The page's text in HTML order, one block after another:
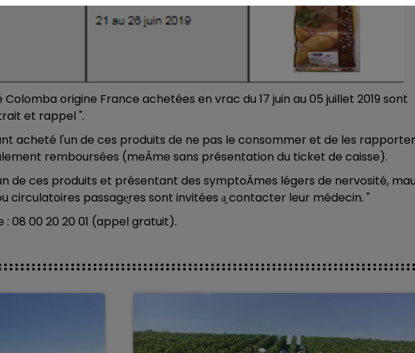
origine France achetées en vrac du 17 juin au 05 juillet 2019 sont
et rappel ".
acheté l'un de ces produits de ne pas le consommer et de les rapporter
remboursées (meÂme sans présentation du ticket de caisse).
de ces produits et présentant des symptoÂmes légers de nervosité,
circulatoires passage̬res sont invitées a̬ contacter leur médecin. "
08 00 20 20 01 (appel gratuit).